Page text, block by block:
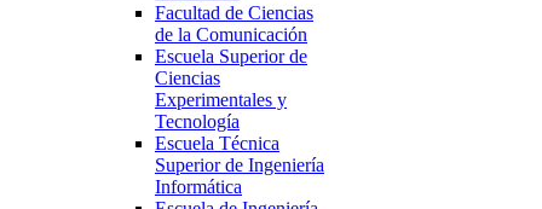
Facultad de Ciencias
de la Comunicación
Escuela Superior de
Ciencias
Experimentales y
Tecnología
Escuela Técnica
Superior de Ingeniería
Informática